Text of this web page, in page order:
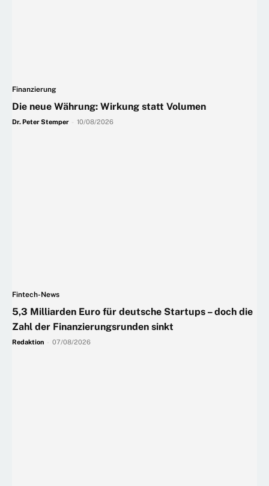
Finanzierung
Die neue Währung: Wirkung statt Volumen
Dr. Peter Stemper 10/08/2026
Fintech-News
5,3 Milliarden Euro für deutsche Startups – doch die
Zahl der Finanzierungsrunden sinkt
Redaktion 07/08/2026